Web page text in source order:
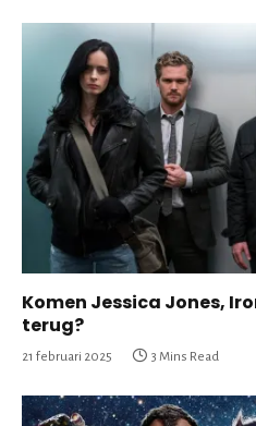
Komen Jessica Jones,
terug?
21 februari 2025 3 Mins Read